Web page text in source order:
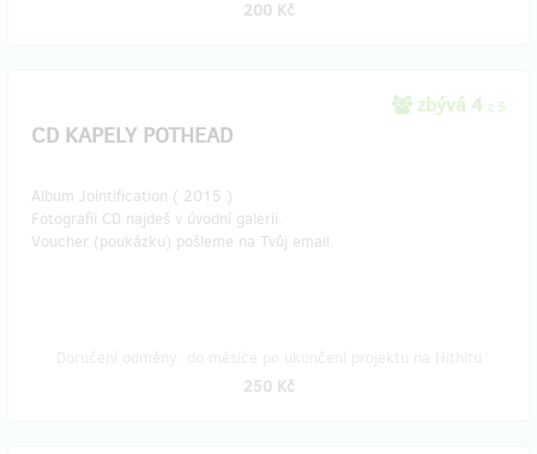
200 Kč
zbývá 4 z 5
CD KAPELY POTHEAD
Album Jointification ( 2015 )
Fotografii CD najdeš v úvodní galerii.
Voucher (poukázku) pošleme na Tvůj email.
250 Kč